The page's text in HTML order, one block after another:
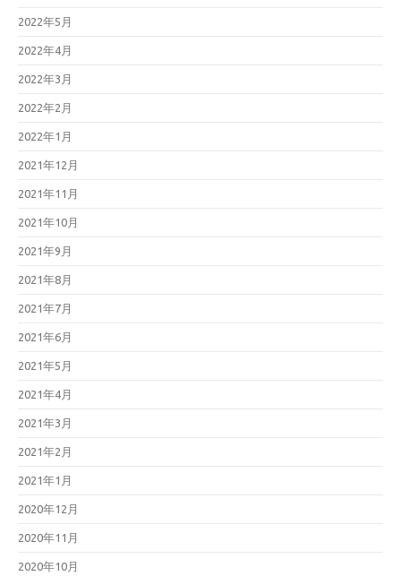
2022年5月
2022年4月
2022年3月
2022年2月
2022年1月
2021年12月
2021年11月
2021年10月
2021年9月
2021年8月
2021年7月
2021年6月
2021年5月
2021年4月
2021年3月
2021年2月
2021年1月
2020年12月
2020年11月
2020年10月